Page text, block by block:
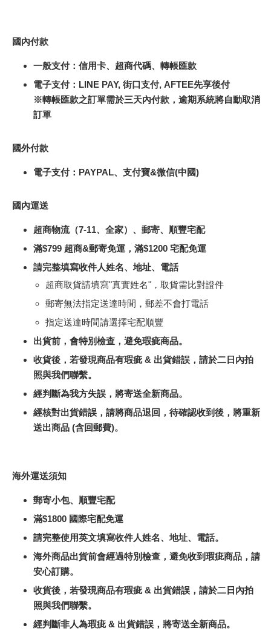
國內付款
一般支付：信用卡、超商代碼、轉帳匯款
電子支付：LINE PAY, 街口支付, AFTEE先享後付
※轉帳匯款之訂單需於三天內付款，逾期系統將自動取消
訂單
國外付款
電子支付：PAYPAL、支付寶&微信(中國)
國內運送
超商物流（7-11、全家）、郵寄、順豐宅配
滿$799 超商&郵寄免運，滿$1200 宅配免運
請完整填寫收件人姓名、地址、電話
超商取貨請填寫"真實姓名"，取貨需比對證件
郵寄無法指定送達時間，郵差不會打電話
指定送達時間請選擇宅配順豐
出貨前，會特別檢查，避免瑕疵商品。
收貨後，若發現商品有瑕疵 & 出貨錯誤，請於二日內拍
照與我們聯繫。
經判斷為我方失誤，將寄送全新商品。
經核對出貨錯誤，請將商品退回，待確認收到後，將重新
送出商品 (含回郵費)。
海外運送須知
郵寄小包、順豐宅配
滿$1800 國際宅配免運
請完整使用英文填寫收件人姓名、地址、電話。
海外商品出貨前會經過特別檢查，避免收到瑕疵商品，請
安心訂購。
收貨後，若發現商品有瑕疵 & 出貨錯誤，請於二日內拍
照與我們聯繫。
經判斷非人為瑕疵 & 出貨錯誤，將寄送全新商品。